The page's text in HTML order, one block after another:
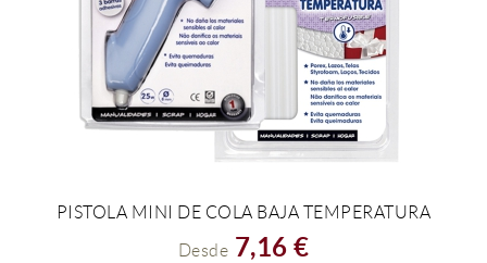
PISTOLA MINI DE COLA BAJA TEMPERATURA
Desde 7,16 €